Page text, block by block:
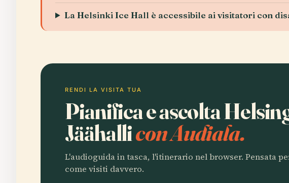
La Helsinki Ice Hall è accessibile ai visitatori con
RENDI LA VISITA TUA
Pianifica e ascolta
Jäähallicon Audiala.
L'audioguida in tasca, l'itinerario nel browser. Pensata
come visiti davvero.